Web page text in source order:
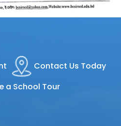
Contact Us Today
a School Tour